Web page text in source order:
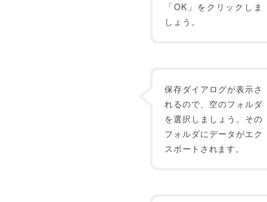
「OK」をクリックしま
しょう。
保存ダイアログが表示さ
れるので、空のフォルダ
を選択しましょう。その
フォルダにデータがエク
スポートされます。